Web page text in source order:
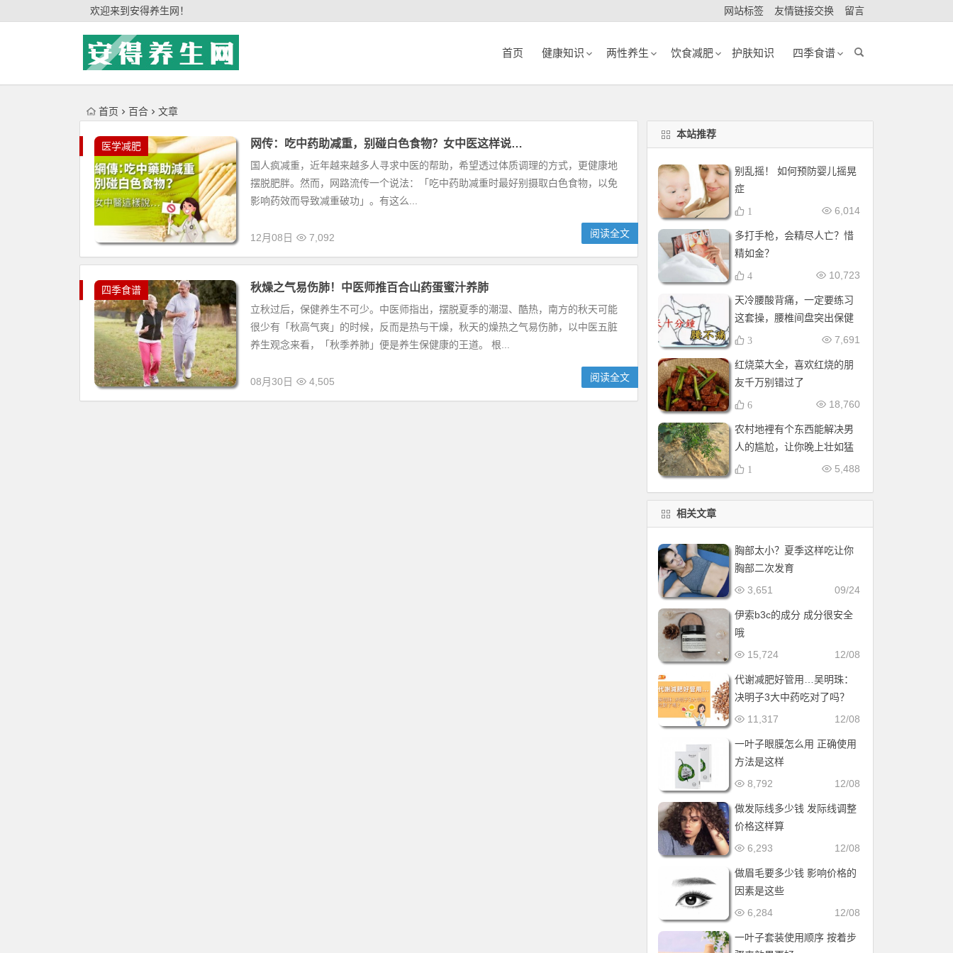
欢迎来到安得养生网！ 网站标签 友情链接交换 留言
首页 健康知识 两性养生 饮食减肥 护肤知识 四季食谱
首页 百合 文章
医学减肥 网传：吃中药助减重，别碰白色食物？女中医这样说…
国人疯减重，近年越来越多人寻求中医的帮助，希望透过体质调理的方式，更健康地
摆脱肥胖。然而，网路流传一个说法：「吃中药助减重时最好别摄取白色食物，以免
影响药效而导致减重破功」。有这么...
12月08日 7,092 阅读全文
四季食谱 秋燥之气易伤肺！中医师推百合山药蛋蜜汁养肺
立秋过后，保健养生不可少。中医师指出，摆脱夏季的潮湿、酷热，南方的秋天可能
很少有「秋高气爽」的时候，反而是热与干燥，秋天的燥热之气易伤肺，以中医五脏
养生观念来看，「秋季养肺」便是养生保健康的王道。 根...
08月30日 4,505 阅读全文
本站推荐
别乱摇！ 如何预防婴儿摇晃
症
6,014
1
多打手枪，会精尽人亡？惜
精如金？
10,723
4
天冷腰酸背痛，一定要练习
这套操，腰椎间盘突出保健
操，全套收好！每天十分钟
7,691
3
红烧菜大全，喜欢红烧的朋
友千万别错过了
18,760
6
农村地裡有个东西能解决男
人的尴尬，让你晚上壮如猛
牛床受不了
5,488
1
相关文章
胸部太小？夏季这样吃让你
胸部二次发育
09/24
3,651
伊索b3c的成分 成分很安全
哦
12/08
15,724
代谢减肥好管用…吴明珠：
决明子3大中药吃对了吗？
12/08
11,317
一叶子眼膜怎么用 正确使用
方法是这样
12/08
8,792
做发际线多少钱 发际线调整
价格这样算
12/08
6,293
做眉毛要多少钱 影响价格的
因素是这些
12/08
6,284
一叶子套装使用顺序 按着步